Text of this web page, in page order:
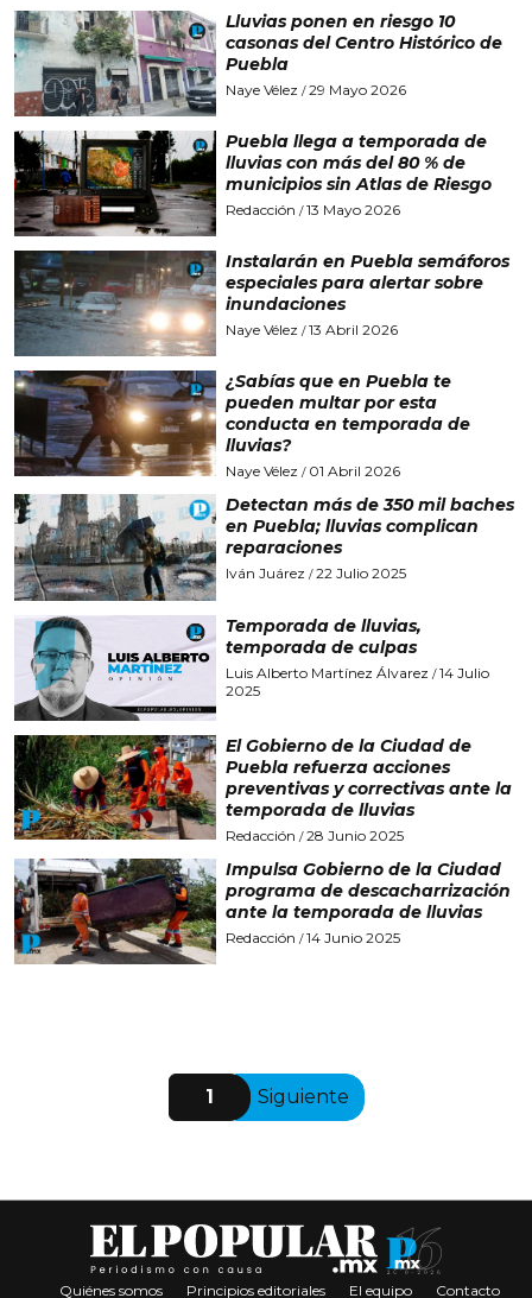
Lluvias ponen en riesgo 10
casonas del Centro Histórico de
Puebla
Naye Vélez /29 Mayo 2026
Puebla llega a temporada de
lluvias con más del 80 % de
municipios sin Atlas de Riesgo
Redacción /13 Mayo 2026
Instalarán en Puebla semáforos
especiales para alertar sobre
inundaciones
Naye Vélez /13 Abril 2026
¿Sabías que en Puebla te
pueden multar por esta
conducta en temporada de
lluvias?
Naye Vélez / 01 Abril 2026
Detectan más de 350 mil baches
en Puebla; lluvias complican
reparaciones
Iván Juárez /22 Julio 2025
Temporada de lluvias,
temporada de culpas
Luis Alberto Martínez Álvarez /14 Julio
2025
El Gobierno de la Ciudad de
Puebla refuerza acciones
preventivas y correctivas ante la
temporada de lluvias
Redacción /28 Junio 2025
Impulsa Gobierno de la Ciudad
programa de descacharrización
ante la temporada de lluvias
Redacción /14 Junio 2025
1 Siguiente
Quiénes somos Principios editoriales El equipo Contacto